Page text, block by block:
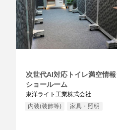
次世代AI対応トイレ満空情
ショールーム
東洋ライト工業株式会社
内装(装飾等)
家具・照明